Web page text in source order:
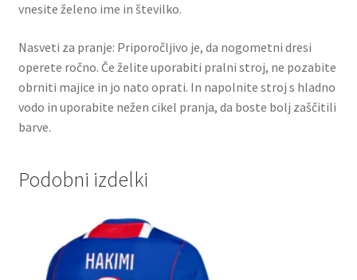
vnesite želeno ime in številko.
Nasveti za pranje: Priporočljivo je, da nogometni dresi
operete ročno. Če želite uporabiti pralni stroj, ne pozabite
obrniti majice in jo nato oprati. In napolnite stroj s hladno
vodo in uporabite nežen cikel pranja, da boste bolj zaščitili
barve.
Podobni izdelki